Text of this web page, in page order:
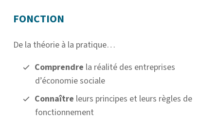
FONCTION
De la théorie à la pratique…
Comprendre la réalité des entreprises
d’économie sociale
Connaître leurs principes et leurs règles de
fonctionnement